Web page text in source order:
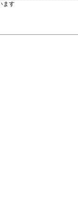
ます